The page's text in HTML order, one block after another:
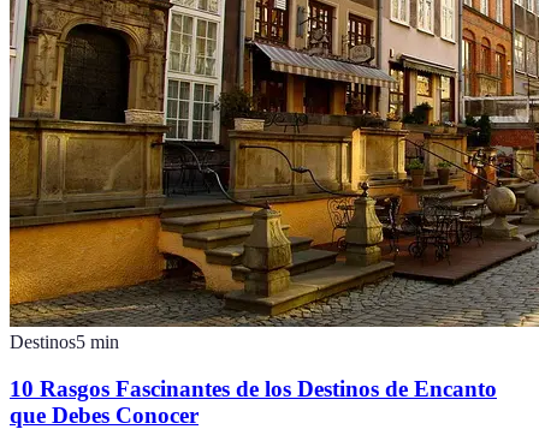
Destinos5 min
10 Rasgos Fascinantes de los Destinos de Encanto
que Debes Conocer